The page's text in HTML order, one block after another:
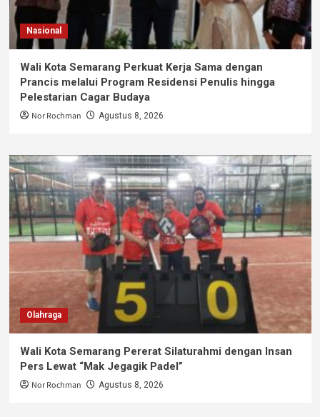
Nasional
Wali Kota Semarang Perkuat Kerja Sama dengan
Prancis melalui Program Residensi Penulis hingga
Pelestarian Cagar Budaya
Nor Rochman Agustus 8, 2026
Olahraga
Wali Kota Semarang Pererat Silaturahmi dengan Insan
Pers Lewat “Mak Jegagik Padel”
Nor Rochman Agustus 8, 2026